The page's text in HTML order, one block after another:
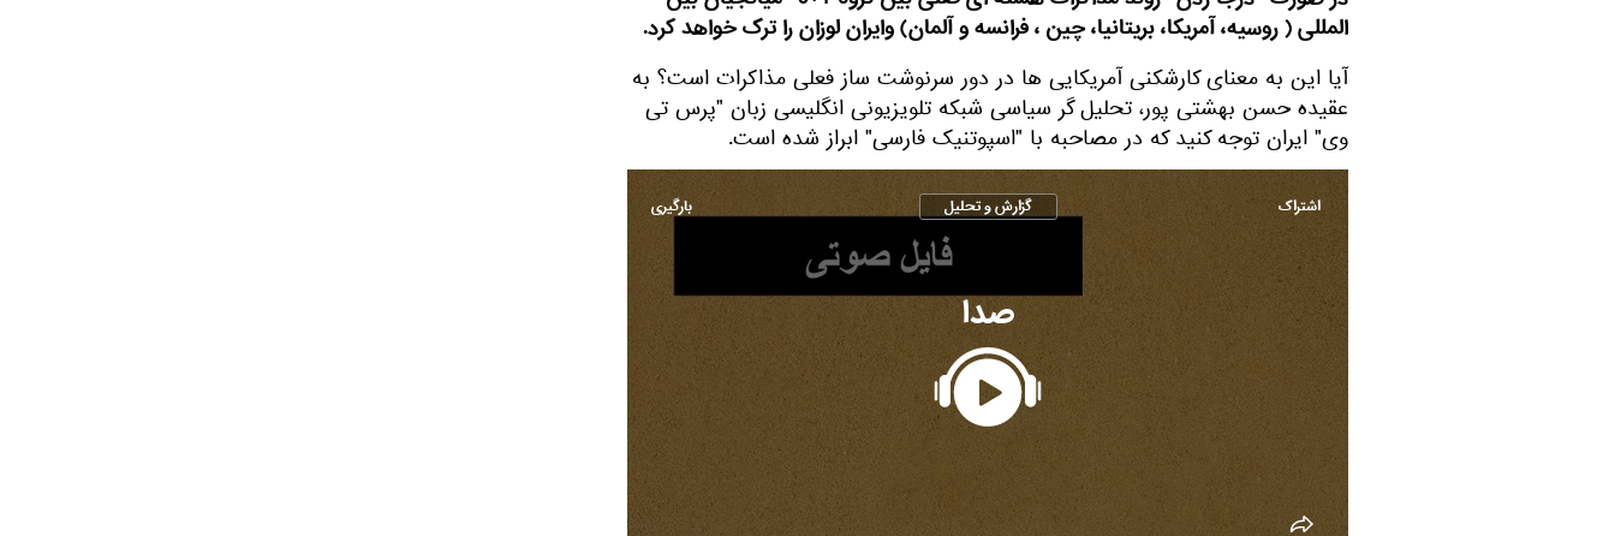
المللی ( روسیه، آمریکا، بریتانیا، چین ، فرانسه و آلمان) وایران لوزان را ترک خواهد کرد.
آیا این به معنای کارشکنی آمریکایی ها در دور سرنوشت ساز فعلی مذاکرات است؟ به
عقیده حسن بهشتی پور، تحلیل گر سیاسی شبکه تلویزیونی انگلیسی زبان "پرس تی
وی" ایران توجه کنید که در مصاحبه با "اسپوتنیک فارسی" ابراز شده است.
گزارش و تحلیل
صدا
اشتراک بارگیری